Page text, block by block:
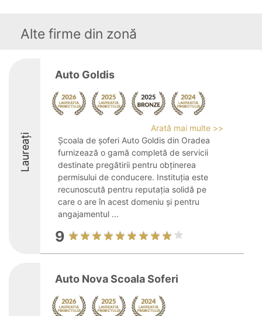
Alte firme din zonă
Laureați
Auto Goldis
Arată mai multe >>
Școala de șoferi Auto Goldis din Oradea
furnizează o gamă completă de servicii
destinate pregătirii pentru obținerea
permisului de conducere. Instituția este
recunoscută pentru reputația solidă pe
care o are în acest domeniu și pentru
angajamentul ...
9
Auto Nova Scoala Soferi